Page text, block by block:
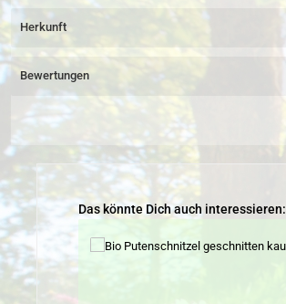
Herkunft
Bewertungen
Produktgalerie überspringen
Das könnte Dich auch interessieren: